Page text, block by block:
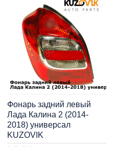
Фонарь задний левый
Лада Калина 2 (2014-
2018) универсал
KUZOVIK